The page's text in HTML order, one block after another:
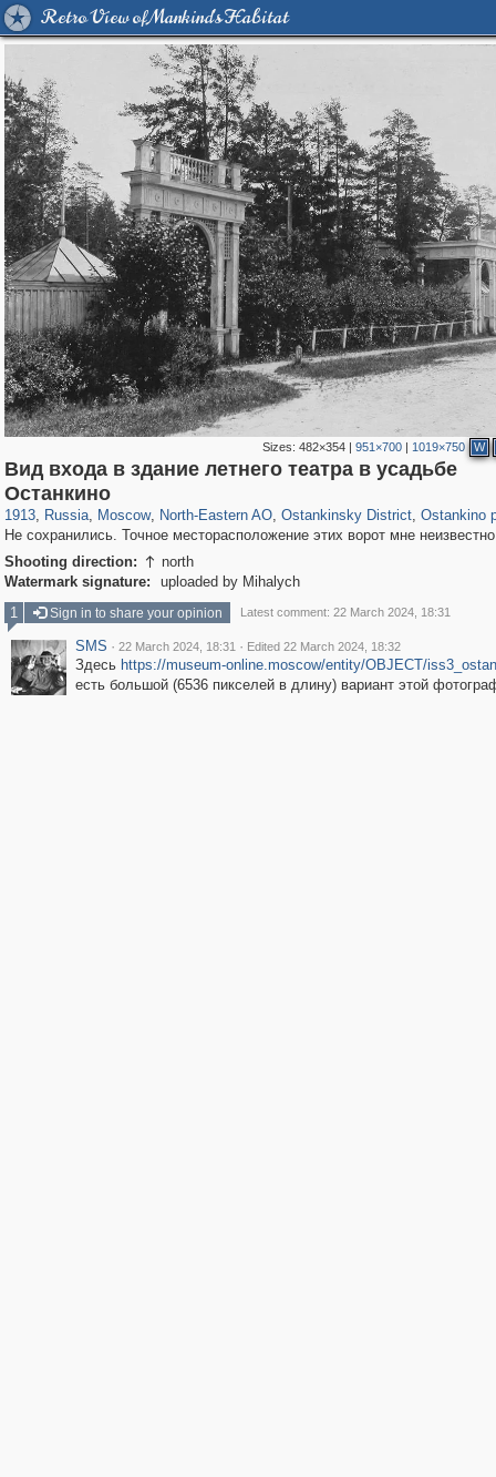
Retro View of Mankind's Habitat
Sizes: 482×354| 951×700| 1019×750 W
Вид входа в здание летнего театра в усадьбе
Останкино
1913, Russia
1,407,325
, Moscow
319,882 8,286
, North-Eastern AO, Ostankinsky District, Ostankino
Не сохранились. Точное месторасположение этих ворот мне
Shooting direction:  north
Watermark signature:
uploaded by Mihalych
1
Sign in to share your opinion Latest comment: 22 March 2024, 18:31
SMS · 22 March 2024, 18:31 · Edited 22 March 2024, 18:32
Здесь https://museum-online.moscow/entity/OBJECT/
есть большой (6536 пикселей в длину) вариант этой